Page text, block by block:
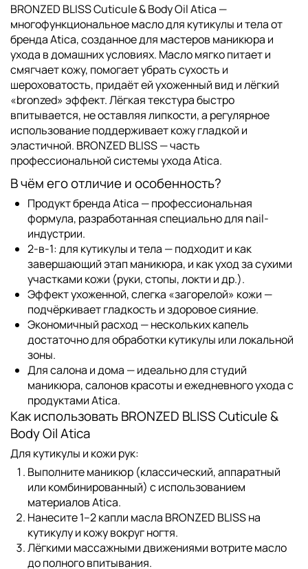
BRONZED BLISS Cuticule & Body Oil Atica —
многофункциональное масло для кутикулы и тела от
брендаAtica, созданное для мастеров маникюра и
ухода в домашних условиях. Масло мягко питает и
смягчает кожу, помогает убрать сухость и
шероховатость, придаёт ей ухоженный вид и лёгкий
«bronzed» эффект. Лёгкая текстура быстро
впитывается, не оставляя липкости, а регулярное
использование поддерживает кожу гладкой и
эластичной. BRONZED BLISS — часть
профессиональной системы уходаAtica.
В чём его отличие и особенность?
Продукт бренда Atica — профессиональная
формула, разработанная специально для nail-
индустрии.
2-в-1: для кутикулы и тела — подходит и как
завершающий этап маникюра, и как уход за сухими
участками кожи (руки, стопы, локти и др.).
Эффект ухоженной, слегка «загорелой» кожи —
подчёркивает гладкость и здоровое сияние.
Экономичный расход— нескольких капель
достаточно для обработки кутикулы или локальной
зоны.
Для салона и дома — идеально для студий
маникюра, салонов красоты и ежедневного ухода с
продуктами Atica.
Как использовать BRONZED BLISS Cuticule &
Body Oil Atica
Для кутикулы и кожи рук:
Выполните маникюр (классический, аппаратный
или комбинированный) с использованием
материаловAtica.
Нанесите 1–2 капли масла BRONZED BLISSна
кутикулу и кожу вокруг ногтя.
Лёгкими массажными движениями вотрите масло
до полного впитывания.